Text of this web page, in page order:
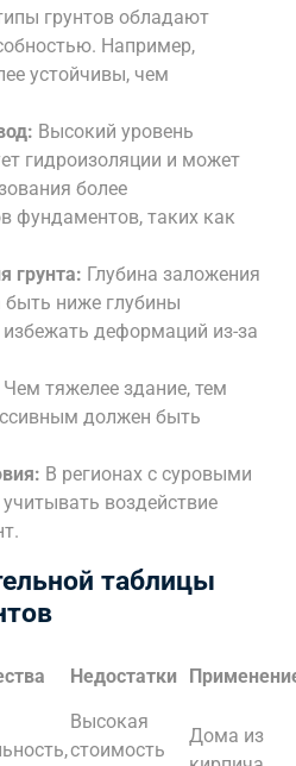
грунтов обладают
Например,
устойчивы, чем
Высокий уровень
гидроизоляции и может
более
фундаментов, таких как
грунта: Глубина заложения
ниже глубины
деформаций из-за
Чем тяжелее здание, тем
должен быть
В регионах с суровыми
воздействие
таблицы
Недостатки
Высокая
стоимость
Дома из